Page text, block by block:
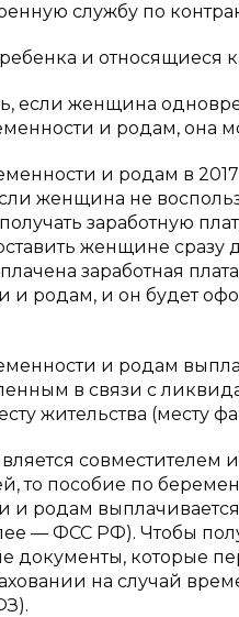
службу по
и относящиеся
если женщина
и родам, она
и родам в
женщина не
заработную
женщине сразу
заработная
и родам, и он будет
и родам
в связи с
жительства (месту
совместителем
то пособие по
и родам
— ФСС РФ). Чтобы
документы, которые
на случай